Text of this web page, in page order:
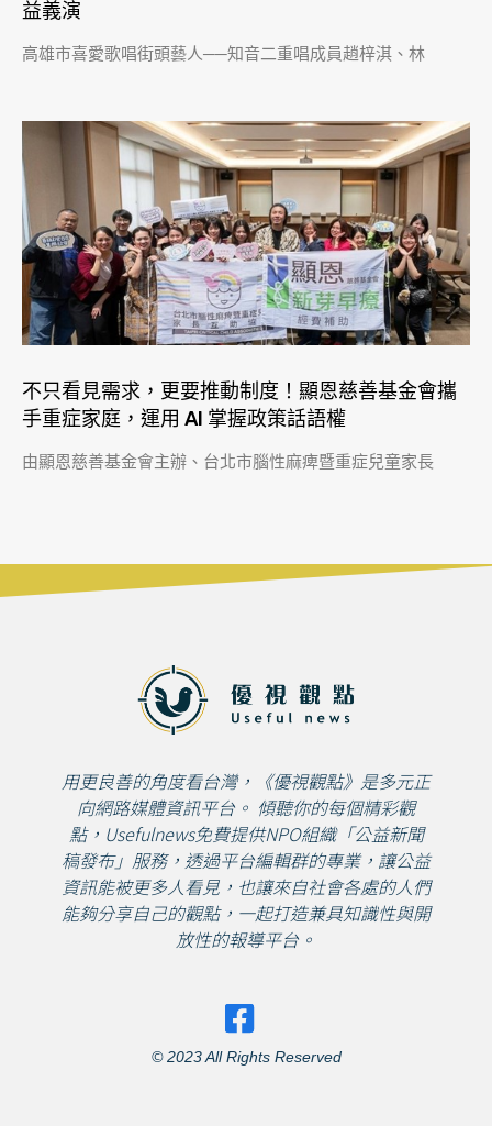
益義演
高雄市喜愛歌唱街頭藝人──知音二重唱成員趙梓淇、林
不只看見需求，更要推動制度！顯恩慈善基金會攜
手重症家庭，運用 AI 掌握政策話語權
由顯恩慈善基金會主辦、台北市腦性麻痺暨重症兒童家長
用更良善的角度看台灣，《優視觀點》是多元正
向網路媒體資訊平台。 傾聽你的每個精彩觀
點，Usefulnews免費提供NPO組織「公益新聞
稿發布」服務，透過平台編輯群的專業，讓公益
資訊能被更多人看見，也讓來自社會各處的人們
能夠分享自己的觀點，一起打造兼具知識性與開
放性的報導平台。
© 2023 All Rights Reserved